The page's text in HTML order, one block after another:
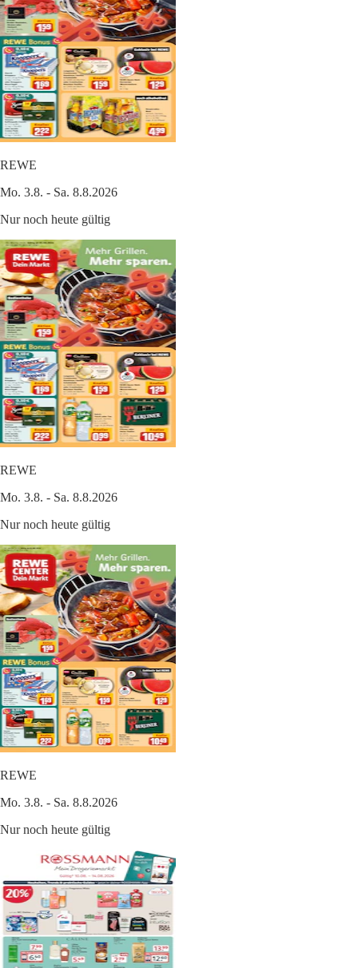
REWE
Mo. 3.8. - Sa. 8.8.2026
Nur noch heute gültig
REWE
Mo. 3.8. - Sa. 8.8.2026
Nur noch heute gültig
REWE
Mo. 3.8. - Sa. 8.8.2026
Nur noch heute gültig